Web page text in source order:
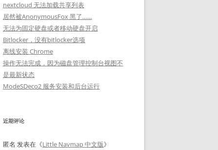
nextcloud 无法加载共享列表
居然被AnonymousFox 黑了……
无法为固定硬盘或者移动硬盘开启
Bitlocker，没有bitlocker选项
离线安装 Chrome
操作无法完成，因为磁盘管理控制台视图不
是最新状态
ModeSDeco2 服务安装和后台运行
近期评论
匿名 发表在《Little Navmap 中文版》